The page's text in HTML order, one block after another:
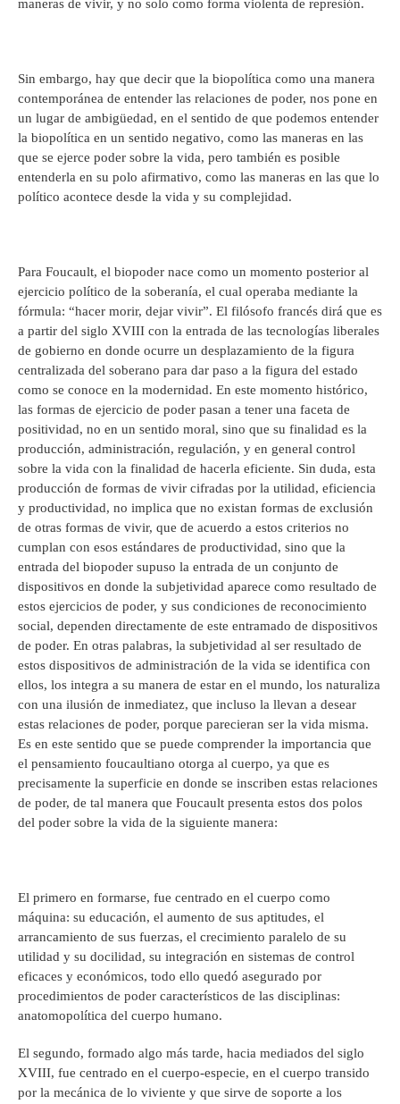
maneras de vivir, y no solo como forma violenta de represión.
Sin embargo, hay que decir que la biopolítica como una manera
contemporánea de entender las relaciones de poder, nos pone en
un lugar de ambigüedad, en el sentido de que podemos entender
la biopolítica en un sentido negativo, como las maneras en las
que se ejerce poder sobre la vida, pero también es posible
entenderla en su polo afirmativo, como las maneras en las que lo
político acontece desde la vida y su complejidad.
Para Foucault, el biopoder nace como un momento posterior al
ejercicio político de la soberanía, el cual operaba mediante la
fórmula: “hacer morir, dejar vivir”. El filósofo francés dirá que es
a partir del siglo XVIII con la entrada de las tecnologías liberales
de gobierno en donde ocurre un desplazamiento de la figura
centralizada del soberano para dar paso a la figura del estado
como se conoce en la modernidad. En este momento histórico,
las formas de ejercicio de poder pasan a tener una faceta de
positividad, no en un sentido moral, sino que su finalidad es la
producción, administración, regulación, y en general control
sobre la vida con la finalidad de hacerla eficiente. Sin duda, esta
producción de formas de vivir cifradas por la utilidad, eficiencia
y productividad, no implica que no existan formas de exclusión
de otras formas de vivir, que de acuerdo a estos criterios no
cumplan con esos estándares de productividad, sino que la
entrada del biopoder supuso la entrada de un conjunto de
dispositivos en donde la subjetividad aparece como resultado de
estos ejercicios de poder, y sus condiciones de reconocimiento
social, dependen directamente de este entramado de dispositivos
de poder. En otras palabras, la subjetividad al ser resultado de
estos dispositivos de administración de la vida se identifica con
ellos, los integra a su manera de estar en el mundo, los naturaliza
con una ilusión de inmediatez, que incluso la llevan a desear
estas relaciones de poder, porque parecieran ser la vida misma.
Es en este sentido que se puede comprender la importancia que
el pensamiento foucaultiano otorga al cuerpo, ya que es
precisamente la superficie en donde se inscriben estas relaciones
de poder, de tal manera que Foucault presenta estos dos polos
del poder sobre la vida de la siguiente manera:
El primero en formarse, fue centrado en el cuerpo como
máquina: su educación, el aumento de sus aptitudes, el
arrancamiento de sus fuerzas, el crecimiento paralelo de su
utilidad y su docilidad, su integración en sistemas de control
eficaces y económicos, todo ello quedó asegurado por
procedimientos de poder característicos de las disciplinas:
anatomopolítica del cuerpo humano.
El segundo, formado algo más tarde, hacia mediados del siglo
XVIII, fue centrado en el cuerpo-especie, en el cuerpo transido
por la mecánica de lo viviente y que sirve de soporte a los